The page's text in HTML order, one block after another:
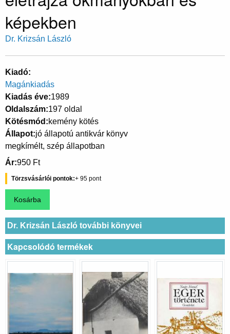
képekben
Dr. Krizsán László
Kiadó
Magánkiadás
Kiadás éve 1989
Oldalszám 197 oldal
Kötésmód kemény kötés
Állapot jó állapotú antikvár könyv
megkímélt, szép állapotban
Ár 950 Ft
Törzsvásárlói pontok 95
Dr. Krizsán László további könyvei
Kapcsolódó termékek